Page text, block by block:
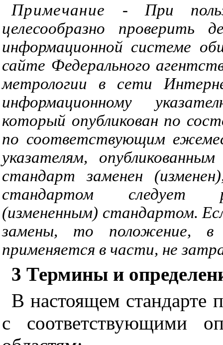
Примечание - При
целесообразно проверить
информационной системе
сайте Федерального
метрологии в сети
информационному
который опубликован по
по соответствующим
указателям,
стандарт заменен
стандартом следует
(измененным) стандартом.
замены, то положение,
применяется в части, не
3 Термины и
В настоящем
с соответствующими